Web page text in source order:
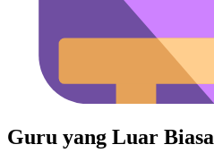
Guru yang Luar Biasa